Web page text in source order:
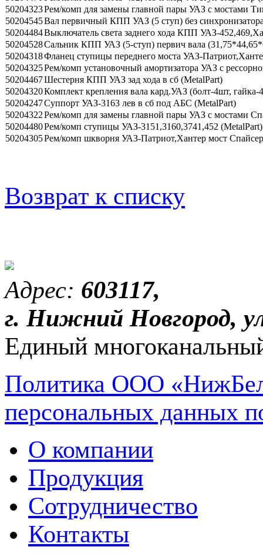
50204323Рем/комп для замены главной пары УАЗ с мостами
50204545Вал первичный КПП УАЗ (5 ступ) без
50204484Выключатель света заднего хода КПП УАЗ-
50204528Сальник КПП УАЗ (5-ступ) первич вала
50204318Фланец ступицы переднего моста УАЗ-
50204325Рем/комп установочный амортизатора УАЗ с
50204467Шестерня КПП УАЗ зад хода в сб (MetalPart)
50204320Комплект крепления вала кард.УАЗ (болт-4шт,
50204247Суппорт УАЗ-3163 лев в сб под АБС (MetalPart)
50204322Рем/комп для замены главной пары УАЗ с мостами
50204480Рем/комп ступицы УАЗ-3151,3160,3741,452 (MetalPart)
50204305Рем/комп шкворня УАЗ-Патриот,Хантер мост
Возврат к списку
Адрес: 603117,
г. Нижний Новгород,
Единый
Политика ООО
персональных данных
О компании
Продукция
Сотрудничество
Контакты